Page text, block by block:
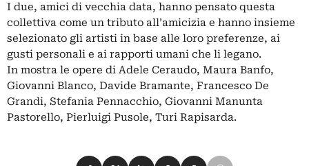
I due, amici di vecchia data, hanno pensato questa
collettiva come un tributo all’amicizia e hanno insieme
selezionato gli artisti in base alle loro preferenze, ai
gusti personali e ai rapporti umani che li legano.
In mostra le opere di Adele Ceraudo, Maura Banfo,
Giovanni Blanco, Davide Bramante, Francesco De
Grandi, Stefania Pennacchio, Giovanni Manunta
Pastorello, Pierluigi Pusole, Turi Rapisarda.
Condividi su Facebook
Condividi su X
Condividi su LinkedIn
Condividi su Pinterest
Condividi su WhatsApp
Condividi su Email